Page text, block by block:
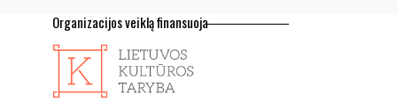
Organizacijos veiklą finansuoja